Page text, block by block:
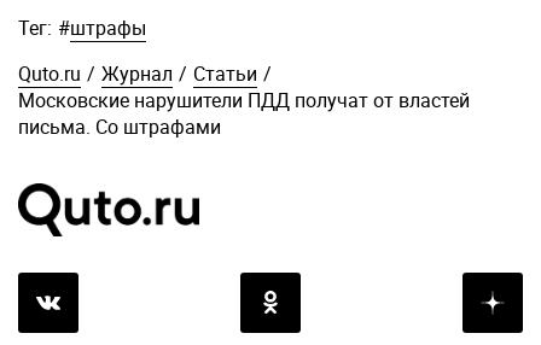
Тег: #штрафы
Quto.ru / Журнал / Статьи /
Московские нарушители ПДД получат от властей
письма. Со штрафами